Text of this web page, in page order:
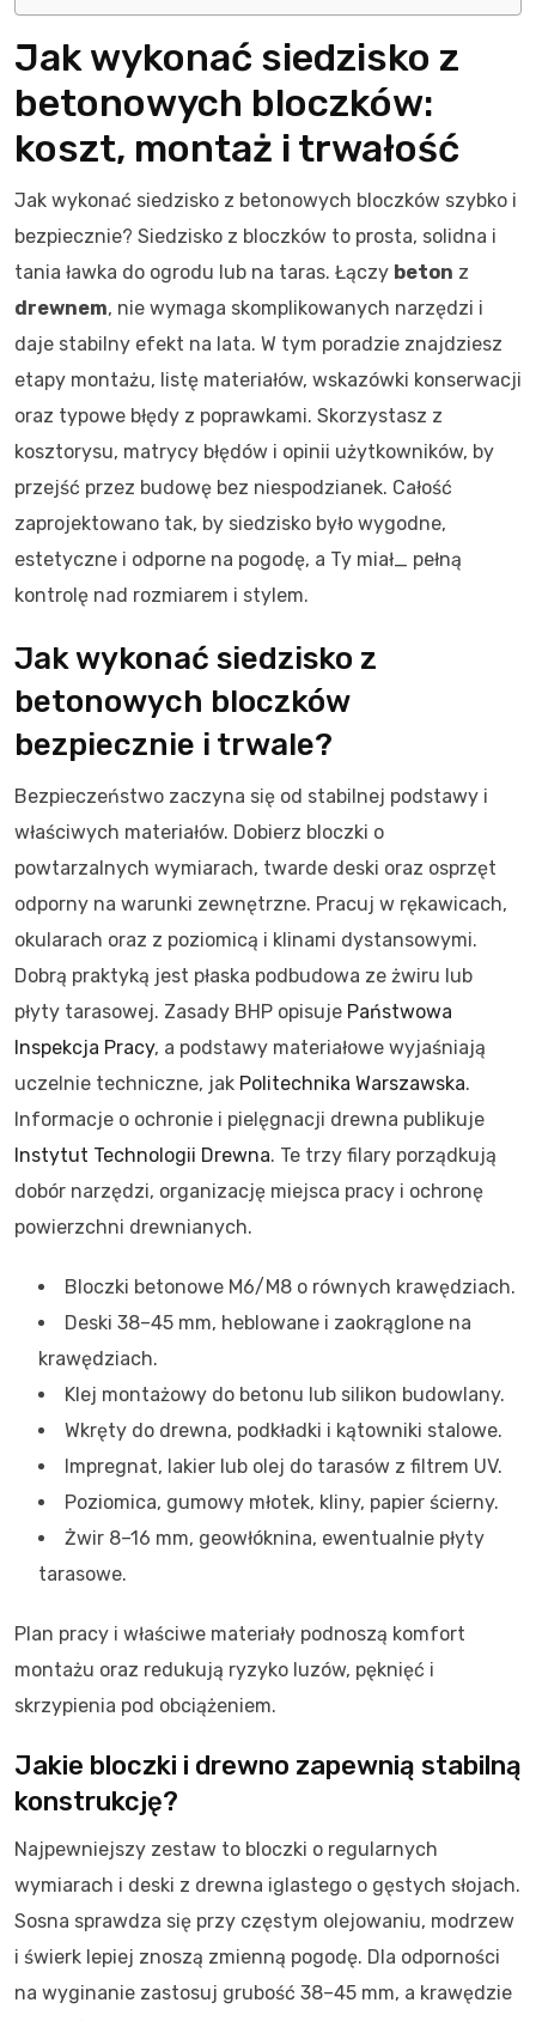
Jak wykonać siedzisko z
betonowych bloczków:
koszt, montaż i trwałość
Jak wykonać siedzisko z betonowych bloczków szybko i
bezpiecznie? Siedzisko z bloczków to prosta, solidna i
tania ławka do ogrodu lub na taras. Łączy beton z
drewnem, nie wymaga skomplikowanych narzędzi i
daje stabilny efekt na lata. W tym poradzie znajdziesz
etapy montażu, listę materiałów, wskazówki konserwacji
oraz typowe błędy z poprawkami. Skorzystasz z
kosztorysu, matrycy błędów i opinii użytkowników, by
przejść przez budowę bez niespodzianek. Całość
zaprojektowano tak, by siedzisko było wygodne,
estetyczne i odporne na pogodę, a Ty miał_ pełną
kontrolę nad rozmiarem i stylem.
Jak wykonać siedzisko z
betonowych bloczków
bezpiecznie i trwale?
Bezpieczeństwo zaczyna się od stabilnej podstawy i
właściwych materiałów. Dobierz bloczki o
powtarzalnych wymiarach, twarde deski oraz osprzęt
odporny na warunki zewnętrzne. Pracuj w rękawicach,
okularach oraz z poziomicą i klinami dystansowymi.
Dobrą praktyką jest płaska podbudowa ze żwiru lub
płyty tarasowej. Zasady BHP opisuje Państwowa
Inspekcja Pracy, a podstawy materiałowe wyjaśniają
uczelnie techniczne, jak Politechnika Warszawska.
Informacje o ochronie i pielęgnacji drewna publikuje
Instytut Technologii Drewna. Te trzy filary porządkują
dobór narzędzi, organizację miejsca pracy i ochronę
powierzchni drewnianych.
Bloczki betonowe M6/M8 o równych krawędziach.
Deski 38–45 mm, heblowane i zaokrąglone na
krawędziach.
Klej montażowy do betonu lub silikon budowlany.
Wkręty do drewna, podkładki i kątowniki stalowe.
Impregnat, lakier lub olej do tarasów z filtrem UV.
Poziomica, gumowy młotek, kliny, papier ścierny.
Żwir 8–16 mm, geowłóknina, ewentualnie płyty
tarasowe.
Plan pracy i właściwe materiały podnoszą komfort
montażu oraz redukują ryzyko luzów, pęknięć i
skrzypienia pod obciążeniem.
Jakie bloczki i drewno zapewnią stabilną
konstrukcję?
Najpewniejszy zestaw to bloczki o regularnych
wymiarach i deski z drewna iglastego o gęstych słojach.
Sosna sprawdza się przy częstym olejowaniu, modrzew
i świerk lepiej znoszą zmienną pogodę. Dla odporności
na wyginanie zastosuj grubość 38–45 mm, a krawędzie